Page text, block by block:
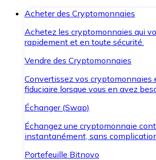
Acheter des Cryptomonnaies
Achetez les cryptomonnaies qui
rapidement et en toute sécurité.
Vendre des Cryptomonnaies
Convertissez vos cryptomonnaies
fiduciaire lorsque vous en avez
Échanger (Swap)
Échangez une cryptomonnaie
instantanément, sans
Portefeuille Bitnovo